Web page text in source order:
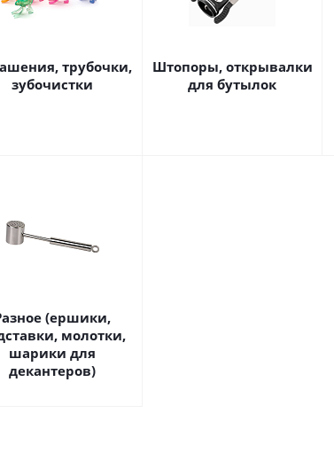
трубочки,
зубочистки
Штопоры, открывалки
для бутылок
(ершики,
молотки,
шарики для
декантеров)